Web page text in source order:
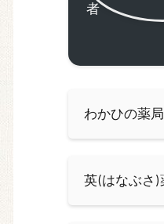
わかひの薬局
英(はなぶさ)